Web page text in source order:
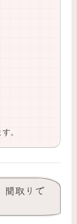
。
間取りで